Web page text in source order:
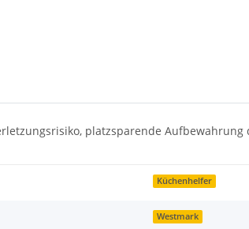
platzsparende
Küchenhelfer
Westmark